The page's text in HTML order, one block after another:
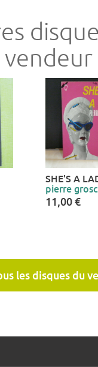
vendeur
SHE'S A
pierre
11,00 €
les disques du